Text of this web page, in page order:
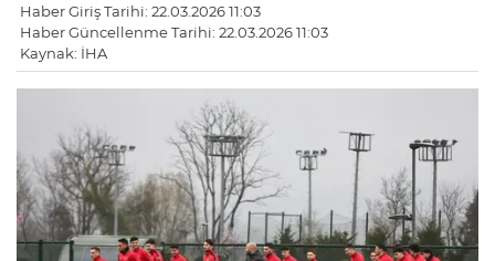
Haber Giriş Tarihi: 22.03.2026 11:03
Haber Güncellenme Tarihi: 22.03.2026 11:03
Kaynak: İHA